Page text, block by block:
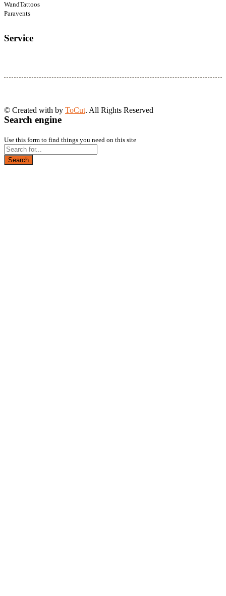
WandTattoos
Paravents
Service
© Created with by ToCut. All Rights Reserved
Search engine
Use this form to find things you need on this site
Search